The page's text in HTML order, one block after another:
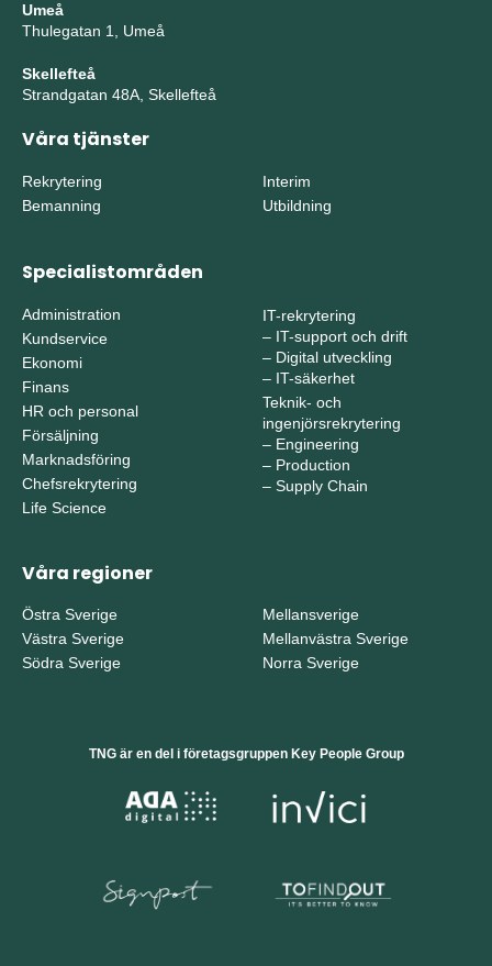
Umeå
Thulegatan 1, Umeå
Skellefteå
Strandgatan 48A, Skellefteå
Våra tjänster
Rekrytering
Bemanning
Interim
Utbildning
Specialistområden
Administration
Kundservice
Ekonomi
Finans
HR och personal
Försäljning
Marknadsföring
Chefsrekrytering
Life Science
IT-rekrytering
– IT-support och drift
– Digital utveckling
– IT-säkerhet
Teknik- och
ingenjörsrekrytering
– Engineering
– Production
– Supply Chain
Våra regioner
Östra Sverige
Västra Sverige
Södra Sverige
Mellansverige
Mellanvästra Sverige
Norra Sverige
TNG är en del i företagsgruppen Key People Group